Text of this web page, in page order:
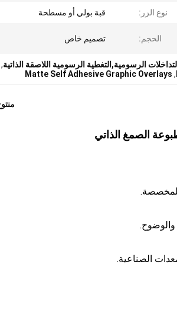
نوع الزر: قبة بولي أو مسطحة
الحجم: تصميم خاص
الرسومية,التغطية الرسومية اللاصقة الذاتية,
,
Matte Self Adhesive Graphic Overlays
الصمغ الذاتي
والوضوح.
الصناعية.